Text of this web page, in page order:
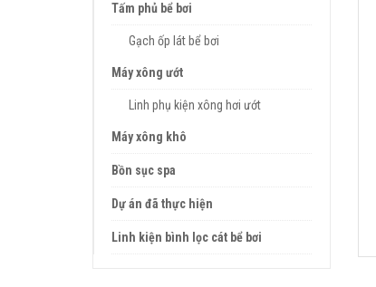
Tấm phủ bể bơi
Gạch ốp lát bể bơi
Máy xông ướt
Linh phụ kiện xông hơi ướt
Máy xông khô
Bồn sục spa
Dự án đã thực hiện
Linh kiện bình lọc cát bể bơi